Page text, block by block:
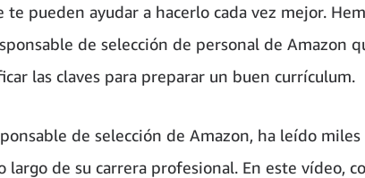
te pueden ayudar a hacerlo cada vez mejor.
de selección de personal de Amazon
las claves para preparar un buen currículum.
de selección de Amazon, ha leído miles
largo de su carrera profesional. En este vídeo,